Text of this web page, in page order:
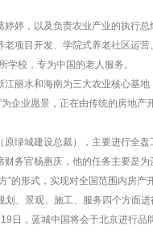
婷婷，以及负责农业产业的执行
项目开发、学院式养老社区运
校，专为中国的老人服务。
丽水和海南为三大农业核心基
企业愿景，正在由传统的房地
绿城建设总裁），主要进行全
务官杨惠庆，他的任务主要是
”的形式，实现对全国范围内房
、景观、施工、服务四个方面
日，蓝城中国将会于北京进行